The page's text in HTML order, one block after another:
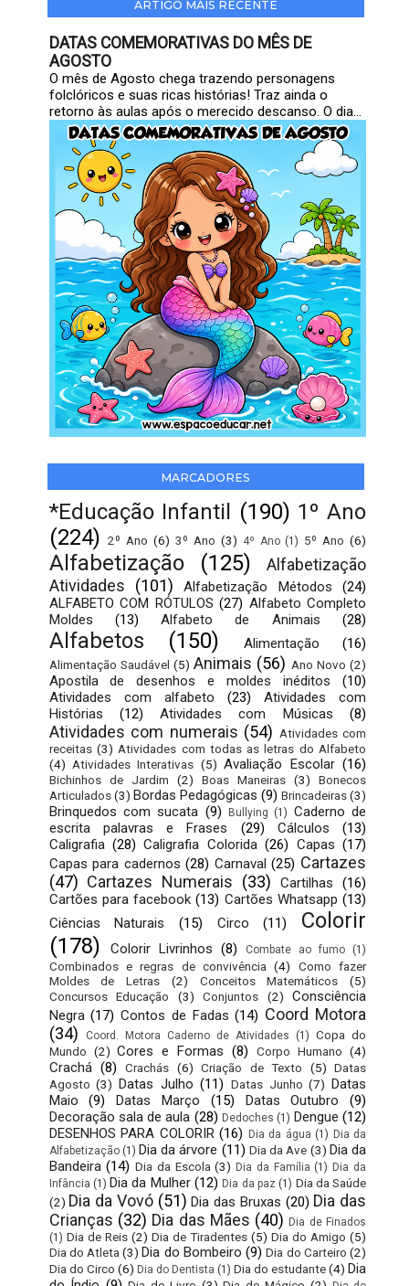
ARTIGO MAIS RECENTE
DATAS COMEMORATIVAS DO MÊS DE
AGOSTO
O mês de Agosto chega trazendo personagens
folclóricos e suas ricas histórias! Traz ainda o
retorno às aulas após o merecido descanso. O dia...
MARCADORES
*Educação Infantil (190) 1º Ano
(224) 2º Ano (6) 3º Ano (3) 4º Ano (1) 5º Ano (6)
Alfabetização (125)
Alfabetização
Atividades
(101) Alfabetização Métodos
(24)
ALFABETO COM RÓTULOS (27) Alfabeto Completo
Moldes
(13) Alfabeto de Animais (28)
Alfabetos (150) Alimentação (16)
Alimentação Saudável (5) Animais (56) Ano Novo (2)
Apostila de desenhos e moldes inéditos
(10)
Atividades com alfabeto
(23)
Atividades com
Histórias
(12) Atividades com Músicas (8)
Atividades com numerais (54) Atividades com
receitas (3) Atividades com todas as letras do Alfabeto
(4) Atividades Interativas (5) Avaliação Escolar (16)
Bichinhos de Jardim (2) Boas Maneiras (3)
Bonecos
Articulados (3) Bordas Pedagógicas (9) Brincadeiras(3)
Brinquedos com sucata (9) Bullying (1) Caderno de
escrita palavras e Frases
(29) Cálculos
(13)
Caligrafia (28) Caligrafia Colorida (26) Capas (17)
Capas para cadernos (28) Carnaval (25) Cartazes
(47) Cartazes Numerais (33) Cartilhas
(16)
Cartões para facebook (13) Cartões Whatsapp (13)
Ciências Naturais
(15) Circo (11)
Colorir
(178)
Colorir Livrinhos (8) Combate ao fumo (1)
Combinados e regras de convivência (4)
Como fazer
Moldes de Letras
(2) Conceitos Matemáticos
(5)
Concursos Educação
(3) Conjuntos (2)
Consciência
Negra (17) Contos de Fadas (14) Coord Motora
(34)
Coord. Motora Caderno de Atividades (1) Copa do
Mundo (2) Cores e Formas (8) Corpo Humano (4)
Crachá (8) Crachás (6) Criação de Texto (5) Datas
Agosto (3) Datas Julho (11) Datas Junho (7) Datas
Maio
(9) Datas Março (15) Datas Outubro
(9)
Decoração sala de aula (28) Dedoches (1) Dengue (12)
DESENHOS PARA COLORIR (16) Dia da água (1) Dia da
Alfabetização (1) Dia da árvore (11) Dia da Ave (3) Dia da
Bandeira (14) Dia da Escola (3) Dia da Família (1) Dia da
Infância (1) Dia da Mulher (12) Dia da paz (1) Dia da Saúde
(2) Dia da Vovó (51) Dia das Bruxas (20) Dia das
Crianças (32) Dia das Mães (40) Dia de Finados
(1) Dia de Reis (2) Dia de Tiradentes (5) Dia do Amigo (5)
Dia do Atleta (3) Dia do Bombeiro (9) Dia do Carteiro (2)
Dia do Circo (6) Dia do Dentista (1) Dia do estudante(4) Dia